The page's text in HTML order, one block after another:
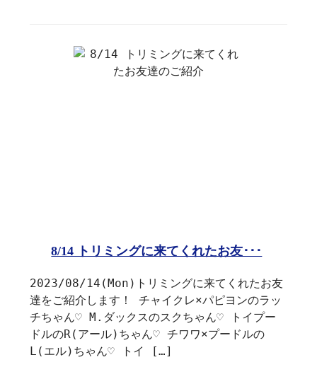
8/14 トリミングに来てくれたお友･･･
2023/08/14(Mon)トリミングに来てくれたお友
達をご紹介します！ チャイクレ×パピヨンのラッ
チちゃん♡ M.ダックスのスクちゃん♡ トイプー
ドルのR(アール)ちゃん♡ チワワ×プードルの
L(エル)ちゃん♡ トイ […]